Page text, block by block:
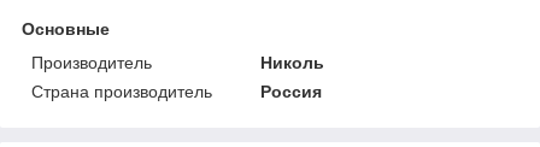
Основные
Производитель
Николь
Страна производитель
Россия